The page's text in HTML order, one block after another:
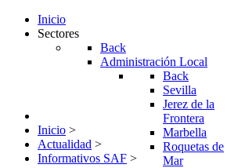
Inicio
Sectores
Back
Administración Local
Back
Sevilla
Jerez de la
Frontera
Marbella
Roquetas de
Mar
Inicio >
Actualidad >
Informativos SAF >